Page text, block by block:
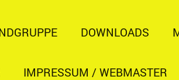
DOWNLOADS
IMPRESSUM / WEBMASTER